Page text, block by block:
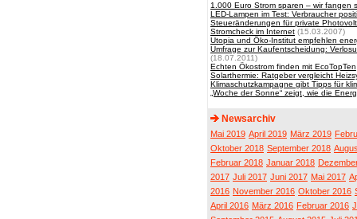
1.000 Euro Strom sparen – wir fangen
LED-Lampen im Test: Verbraucher
Steueränderungen für private
Stromcheck im Internet (15.03.2007)
Utopia und Öko-Institut empfehlen
Umfrage zur Kaufentscheidung:
(18.07.2011)
Echten Ökostrom finden mit EcoTopTen
Solarthermie: Ratgeber vergleicht
Klimaschutzkampagne gibt Tipps für
„Woche der Sonne“ zeigt, wie die
Newsarchiv
Mai 2019 April 2019 März 2019
Oktober 2018 September 2018
Februar 2018 Januar 2018
2017 Juli 2017 Juni 2017 Mai 2017
2016 November 2016 Oktober 2016
April 2016 März 2016 Februar 2016